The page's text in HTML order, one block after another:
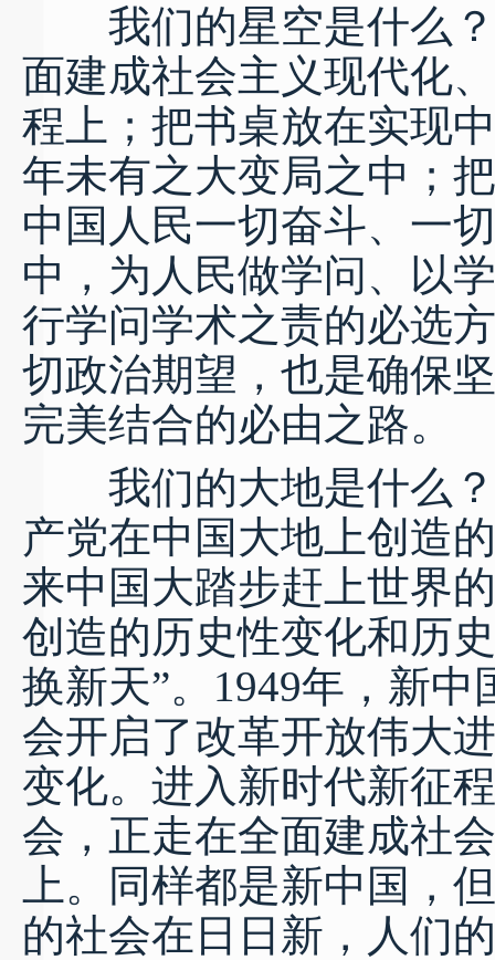
我们的星空是什么？
面建成社会主义现代化
程上；把书桌放在实现
年未有之大变局之中；
中国人民一切奋斗、一
中，为人民做学问、以
行学问学术之责的必选
切政治期望，也是确保
完美结合的必由之路。
我们的大地是什么？
产党在中国大地上创造
来中国大踏步赶上世界
创造的历史性变化和历
换新天”。1949年，新
会开启了改革开放伟大
变化。进入新时代新征
会，正走在全面建成社
上。同样都是新中国，
的社会在日日新，人们